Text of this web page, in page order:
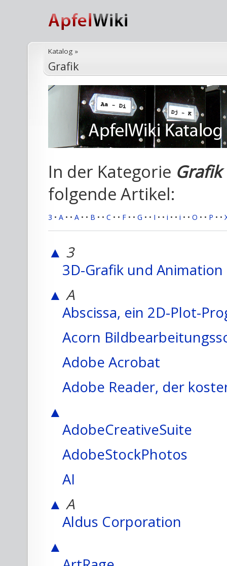
Katalog »
Grafik
In der Kategorie Grafik
folgende Artikel:
3 • A • • A • • B • • C • • F • • G • • I • • i • • i • • O • • P • •
▲ 3
3D-Grafik und
▲ A
Abscissa, ein 2D-Plot-
Acorn
Adobe Acrobat
Adobe Reader, der
▲
AdobeCreativeSuite
AdobeStockPhotos
AI
▲ A
Aldus Corporation
▲